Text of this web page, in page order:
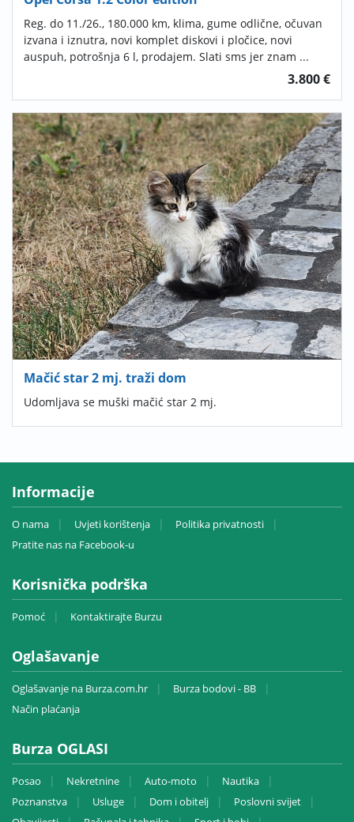
Reg. do 11./26., 180.000 km, klima, gume odlične, očuvan
izvana i iznutra, novi komplet diskovi i pločice, novi
auspuh, potrošnja 6 l, prodajem. Slati sms jer znam ...
3.800 €
Mačić star 2 mj. traži dom
Udomljava se muški mačić star 2 mj.
Informacije
O nama Uvjeti korištenja
Politika privatnosti
Pratite nas na Facebook-u
Korisnička podrška
Pomoć Kontaktirajte Burzu
Oglašavanje
Oglašavanje na Burza.com.hr
Burza bodovi - BB
Način plaćanja
Burza OGLASI
Posao Nekretnine Auto-moto
Nautika
Poznanstva
Usluge Dom i obitelj
Poslovni svijet